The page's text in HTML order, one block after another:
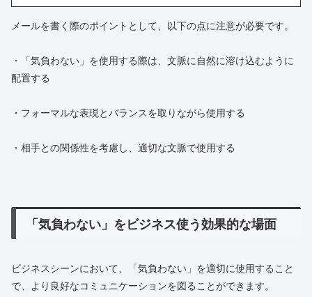
メールを書く際のポイントとして、以下の点に注意が必要です。
・「気負わない」を使用する際は、文脈に自然に溶け込むように
配置する
・フォーマルな表現とバランスを取りながら使用する
・相手との関係性を考慮し、適切な文脈で使用する
「気負わない」をビジネス使う効果的な場面
ビジネスシーンにおいて、「気負わない」を適切に使用すること
で、より良好なコミュニケーションを図ることができます。